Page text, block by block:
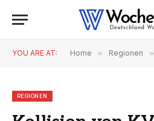
YOU ARE AT: Home » Regionen »
REGIONEN